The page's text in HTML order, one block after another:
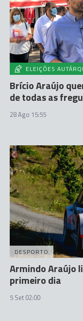
ELEIÇÕES
Brício Araújo
de todas as
28 Ago 15:55
DESPORTO
Armindo Araújo
primeiro dia
5 Set 02:00